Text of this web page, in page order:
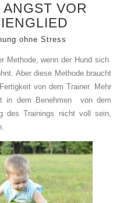
VOR
ohne Stress
Methode, wenn der Hund sich
Aber diese Methode braucht
von dem Trainer. Mehr
in dem Benehmen von dem
des Trainings nicht voll sein,